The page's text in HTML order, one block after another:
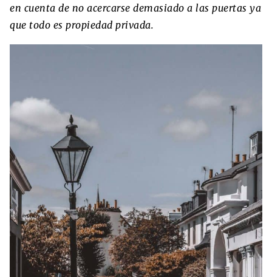
en cuenta de no acercarse demasiado a las puertas ya
que todo es propiedad privada.